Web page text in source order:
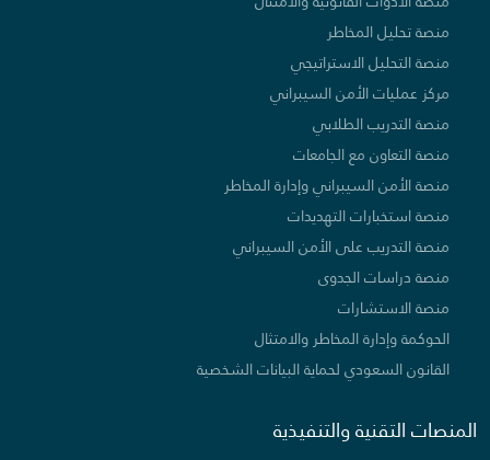
منصة تحليل المخاطر
منصة التحليل الاستراتيجي
مركز عمليات الأمن السيبراني
منصة التدريب الطلابي
منصة التعاون مع الجامعات
منصة الأمن السيبراني وإدارة المخاطر
منصة استخبارات التهديدات
منصة التدريب على الأمن السيبراني
منصة دراسات الجدوى
منصة الاستشارات
الحوكمة وإدارة المخاطر والامتثال
القانون السعودي لحماية البيانات الشخصية
المنصات التقنية والتنفيذية